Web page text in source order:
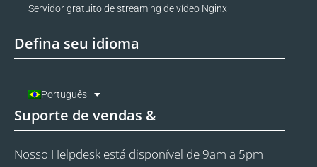
Servidor gratuito de streaming de vídeo Nginx
Defina seu idioma
Português
Suporte de vendas &
Nosso Helpdesk está disponível de 9am a 5pm